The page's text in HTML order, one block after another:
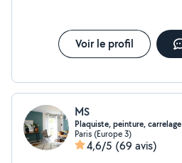
Voir le profil
MS
Plaquiste, peinture, carrelage
Paris (Europe 3)
4,6/5 (69 avis)